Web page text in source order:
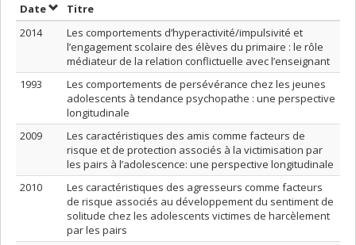
DateTrier par date en ordre décroissant
Titre
2014
Les comportements d’hyperactivité/impulsivité et
l’engagement scolaire des élèves du primaire : le rôle
médiateur de la relation conflictuelle avec l’enseignant
1993
Les comportements de persévérance chez les jeunes
adolescents à tendance psychopathe : une perspective
longitudinale
2009
Les caractéristiques des amis comme facteurs de
risque et de protection associés à la victimisation par
les pairs à l’adolescence: une perspective longitudinale
2010
Les caractéristiques des agresseurs comme facteurs
de risque associés au développement du sentiment de
solitude chez les adolescents victimes de harcèlement
par les pairs